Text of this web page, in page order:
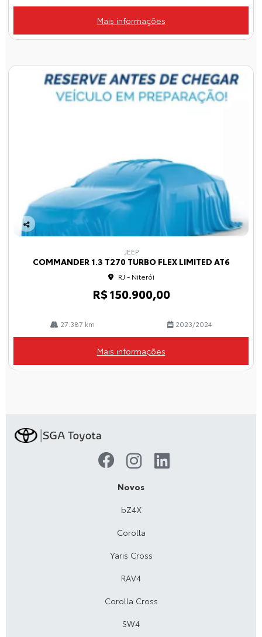
Mais informações
Co
JEEP
COMMANDER 1.3 T270 TURBO FLEX LIMITED AT6
RJ - Niterói
R$ 150.900,00
27.387 km 2023/2024
Mais informações
Novos
bZ4X
Corolla
Yaris Cross
RAV4
Corolla Cross
SW4